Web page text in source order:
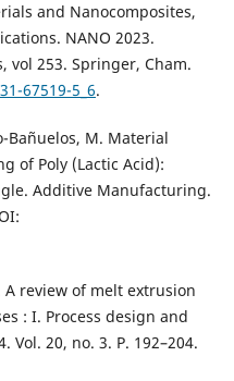
and Nanocomposites,
NANO 2023.
vol 253. Springer, Cham.
67519-5_6.
Bañuelos, M. Material
of Poly (Lactic Acid):
Additive Manufacturing.
A review of melt extrusion
: I. Process design and
Vol. 20, no. 3. Р. 192–204.